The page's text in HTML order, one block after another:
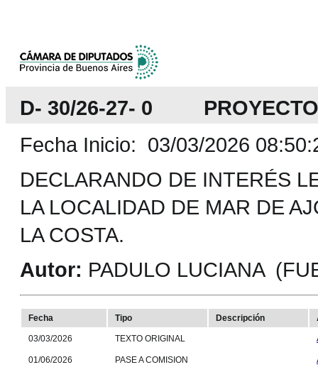
D- 30/26-27- 0 PROYECTO
Fecha Inicio: 03/03/2026
DECLARANDO DE INTERÉS
LA LOCALIDAD DE MAR DE
LA COSTA.
Autor: PADULO LUCIANA
Fecha Tipo Descripción
03/03/2026 TEXTO ORIGINAL
01/06/2026 PASE A COMISION